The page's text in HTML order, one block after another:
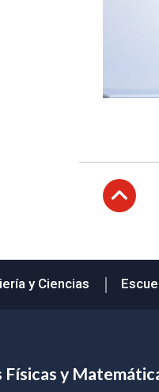
y Ciencias
Físicas y